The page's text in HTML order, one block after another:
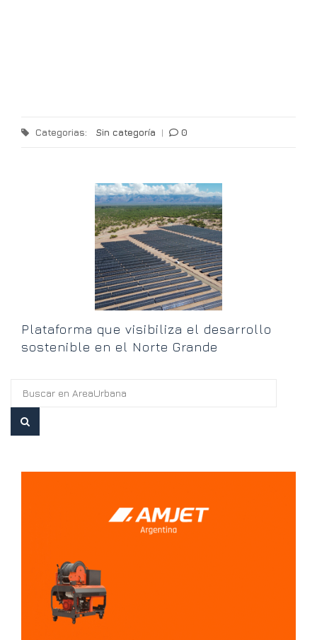
Categorias: Sin categoría | 0
Plataforma que visibiliza el desarrollo
sostenible en el Norte Grande